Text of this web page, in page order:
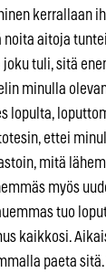
kerrallaan
noita aitoja
tuli, sitä
minulla
lopulta,
ettei
mitä
myös
tuo
kaikkosi.
paeta sitä.